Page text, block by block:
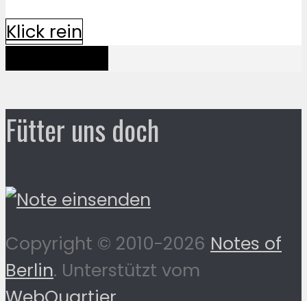
Klick rein
Fütter uns doch
Copyright © 2010-2026 Notes of
Berlin. Unterstützt vom